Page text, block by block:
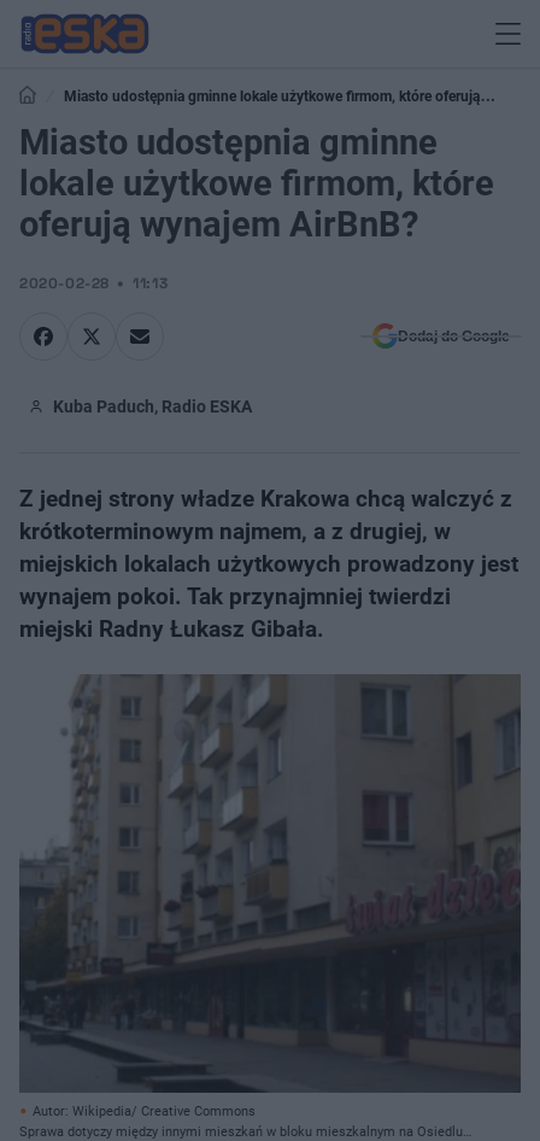
Miasto udostępnia gminne lokale użytkowe firmom, które oferują
wynajem AirBnB?
Miasto udostępnia gminne
lokale użytkowe firmom, które
oferują wynajem AirBnB?
2020-02-28 11:13
Dodaj do Google
Kuba Paduch, Radio ESKA
Z jednej strony władze Krakowa chcą walczyć z
krótkoterminowym najmem, a z drugiej, w
miejskich lokalach użytkowych prowadzony jest
wynajem pokoi. Tak przynajmniej twierdzi
miejski Radny Łukasz Gibała.
Autor: Wikipedia/ Creative Commons
Sprawa dotyczy między innymi mieszkań w bloku mieszkalnym na Osiedlu